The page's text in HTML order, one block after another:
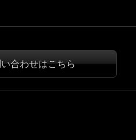
合わせはこちら